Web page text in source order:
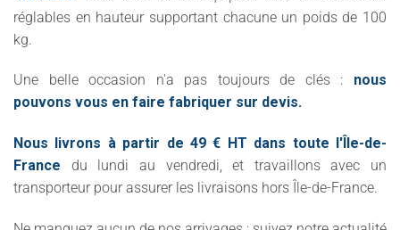
réglables en hauteur supportant chacune un poids de 100
kg.
Une belle occasion n'a pas toujours de clés : nous
pouvons vous en faire fabriquer sur devis.
Nous livrons à partir de 49 € HT dans toute l'Île-de-
France du lundi au vendredi, et travaillons avec un
transporteur pour assurer les livraisons hors Île-de-France.